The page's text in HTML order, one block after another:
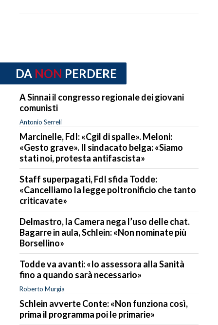
DA NON PERDERE
A Sinnai il congresso regionale dei giovani
comunisti
Antonio Serreli
Marcinelle, FdI: «Cgil di spalle». Meloni:
«Gesto grave». Il sindacato belga: «Siamo
stati noi, protesta antifascista»
Staff superpagati, FdI sfida Todde:
«Cancelliamo la legge poltronificio che tanto
criticavate»
Delmastro, la Camera nega l’uso delle chat.
Bagarre in aula, Schlein: «Non nominate più
Borsellino»
Todde va avanti: «Io assessora alla Sanità
fino a quando sarà necessario»
Roberto Murgia
Schlein avverte Conte: «Non funziona così,
prima il programma poi le primarie»